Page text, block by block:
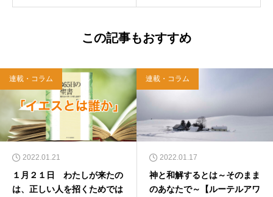
を行う「まじめ担当」。 著書に『聖書を読んだ
西洋哲学超入門〜』（日本実業出版）、『人生
イヤモンド社）、『世界一ゆるい聖書入門』、
『世界一ゆるい聖書教室』（「ふざけ担当」LE
ONとの共著、講談社）などがある。新著<a hr
ef="https://amzn.to/376F9aC">『ふっと心がラ
クになる 眠れぬ夜の聖書のことば』（大和書
房）</a>２０２２年３月１５日発売。
この記事もおすすめ
連載・コラム
2022.01.21
１月２１日 わたしが来たの
は、正しい人を招くためでは
連載・コラム
2022.01.17
神と和解するとは～そのまま
のあなたで～【ルーテルアワ